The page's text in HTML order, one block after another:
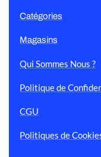
Catégories
Magasins
Qui Sommes Nous ?
Politique de
CGU
Politiques de